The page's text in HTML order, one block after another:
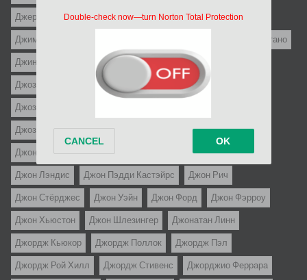
Джером Роббинс Джерри Пэрис Джим Абрахамс
Джим Дрэйк Джин Куинтано
Джин Сэкс Джо Д`Амато Джо Данте Джо Питка
Джозеф Зито Джозеф Лео Манкевич Джозеф Лоузи
Джозеф МакГрат
Джозеф фон Штернберг Джон Гиллермин
Джон Кассаветис Джон Корнелл Джон Кромвель
Джон Лэндис Джон Пэдди Кастэйрс Джон Рич
Джон Стёрджес Джон Уэйн Джон Форд Джон Фэрроу
Джон Хьюстон Джон Шлезингер Джонатан Линн
Джордж Кьюкор Джордж Поллок Джордж Пэл
Джордж Рой Хилл Джордж Стивенс Джорджио Феррара